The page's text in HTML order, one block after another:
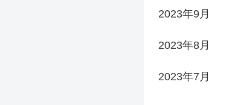
2023年9月
2023年8月
2023年7月